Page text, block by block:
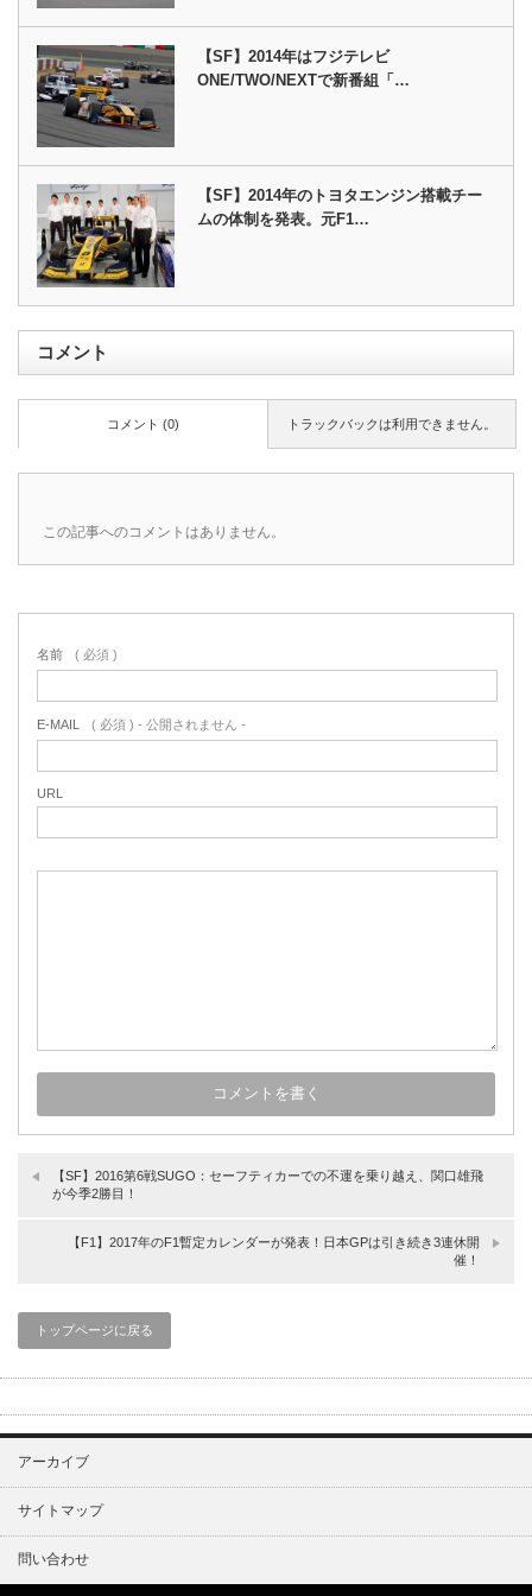
【SF】2014年はフジテレビ
ONE/TWO/NEXTで新番組「…
【SF】2014年のトヨタエンジン搭載チー
ムの体制を発表。元F1…
コメント
トラックバックは利用できません。
コメント (0)
この記事へのコメントはありません。
名前 ( 必須 )
E-MAIL ( 必須 ) - 公開されません -
URL
【SF】2016第6戦SUGO：セーフティカーでの不運を乗り越え、関口雄飛
が今季2勝目！
【F1】2017年のF1暫定カレンダーが発表！日本GPは引き続き3連休開
催！
トップページに戻る
アーカイブ
サイトマップ
問い合わせ